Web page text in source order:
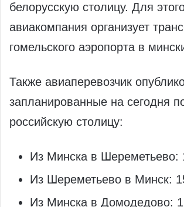
белорусскую столицу. Для
авиакомпания организует
гомельского аэропорта в
Также авиаперевозчик
запланированные на сегодня
российскую столицу:
Из Минска в Шереметьево:
Из Шереметьево в Минск:
Из Минска в Домодедово: